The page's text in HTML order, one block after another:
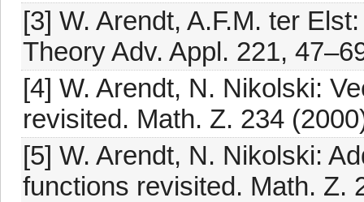
[3] W. Arendt, A.F.M. ter
Theory Adv. Appl. 221,
[4] W. Arendt, N. Nikolski:
revisited. Math. Z. 234
[5] W. Arendt, N. Nikolski:
functions revisited. Math. Z.